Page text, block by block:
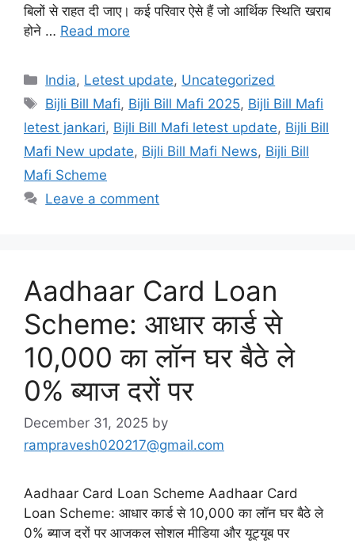
बिलों से राहत दी जाए। कई परिवार ऐसे हैं जो आर्थिक स्थिति खराब
होने … Read more
Categories
India, Letest update, Uncategorized
Tags
Bijli Bill Mafi, Bijli Bill Mafi 2025, Bijli Bill Mafi
letest jankari, Bijli Bill Mafi letest update, Bijli Bill
Mafi New update, Bijli Bill Mafi News, Bijli Bill
Mafi Scheme
Leave a comment
Aadhaar Card Loan
Scheme: आधार कार्ड से
10,000 का लॉन घर बैठे ले
0% ब्याज दरों पर
December 31, 2025 by
rampravesh020217@gmail.com
Aadhaar Card Loan Scheme Aadhaar Card
Loan Scheme: आधार कार्ड से 10,000 का लॉन घर बैठे ले
0% ब्याज दरों पर आजकल सोशल मीडिया और यूट्यूब पर